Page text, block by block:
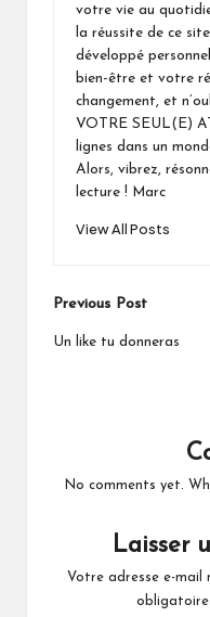
votre vie au
la réussite de ce
développé
bien-être et votre
changement, et
VOTRE SEUL(E)
lignes dans un
Alors, vibrez,
lecture ! Marc
View All Posts
Post
navigation
Previous Post
Un like tu donneras
No comments yet.
Laisser
Votre adresse e-mail